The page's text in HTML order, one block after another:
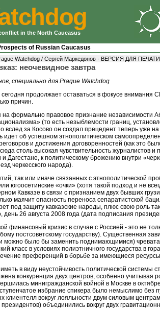
in the North Caucasus
of Russian Caucasus
Watchdog / Сергей Маркедонов · ВЕРСИЯ ДЛЯ ПЕЧАТИ
неочевидное завтра
специально для Prague Watchdog
продолжает оставаться в фокусе внимания
причин.
на формально правовое признание
(то есть незыблемости границ,
вслед за Косово он создал прецедент теперь уже
идет об успешном этнополитическом
и достижения договоренностей (как это
столь высокая чувствительность журналистов
Дагестане, к политическому брожению внутри
черкесского народа).
так или иначе связанных с этнополитической
югоосетинские «очки» (хотя такой подход и не
Кавказе в связи с признанием двух бывших
маячит опасность переноса сепаратистcкой
под защиту кавказские народы, плюс свою роль
день 26 августа 2008 года (дата подписания
финансовый кризис в случае с Россией - это не
постсоветскому государству). Существенная
можно было бы заменить поднимающимися)
класс в условиях полиэтничного государства в
преференций в борьбе за имеющиеся
в виду неустойчивость политической
конкуренция двух центров, особенно учитывая
минигражданской войной в Москве в
избрание спикера было немыслимо без
клиентелл вокруг лояльности двум силовым
президентов) объединились вокруг двух